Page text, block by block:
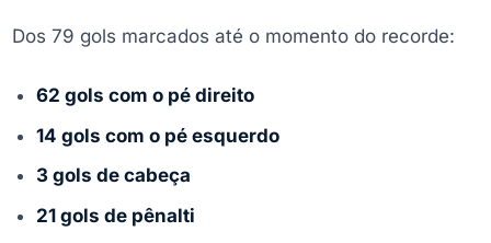
Dos 79 gols marcados até o momento do recorde:
62 gols com o pé direito
14 gols com o pé esquerdo
3 gols de cabeça
21 gols de pênalti